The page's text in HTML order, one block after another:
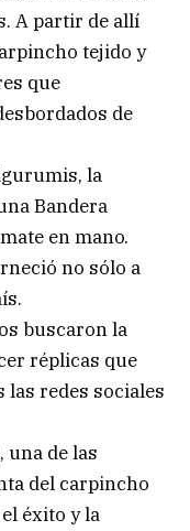
A partir de allí
tejido y
que
de
la
Bandera
en mano.
no sólo a
buscaron la
réplicas que
las redes sociales
una de las
del carpincho
éxito y la